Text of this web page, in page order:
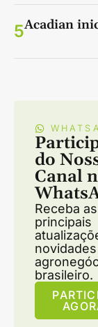
5Acadian
do
Canal
Receba as
principais
brasileiro.